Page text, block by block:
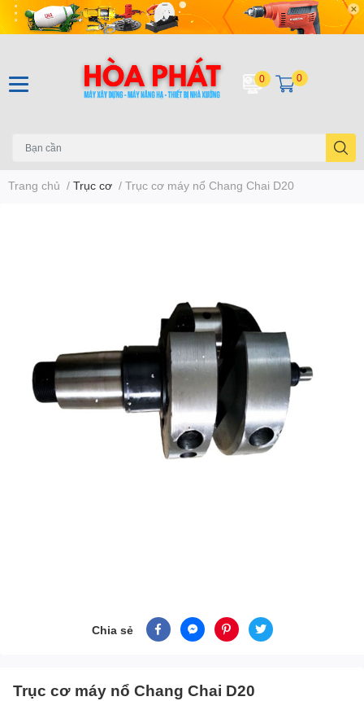
0 0
Trang chủ / Trục cơ / Trục cơ máy nổ Chang Chai D20
Chia sẻ
Trục cơ máy nổ Chang Chai D20